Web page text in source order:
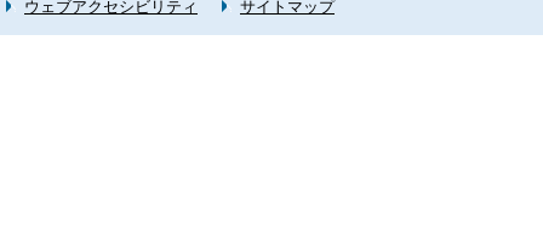
ウェブアクセシビリティ サイトマップ